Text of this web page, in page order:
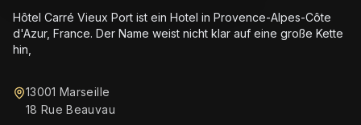
Hôtel Carré Vieux Port ist ein Hotel in Provence-Alpes-Côte
d'Azur, France. Der Name weist nicht klar auf eine große Kette
hin,
13001 Marseille
18 Rue Beauvau